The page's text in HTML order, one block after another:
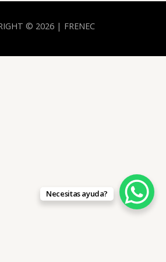
© 2026 | FRENEC
Necesitas ayuda?